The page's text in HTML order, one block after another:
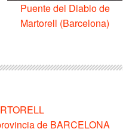
Puente del Diablo de
Martorell (Barcelona)
de BARCELONA